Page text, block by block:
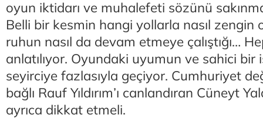
oyun iktidarı ve muhalefeti sözünü
Belli bir kesmin hangi yollarla nasıl zengin
ruhun nasıl da devam etmeye çalıştığı…
anlatılıyor. Oyundaki uyumun ve sahici bir
seyirciye fazlasıyla geçiyor. Cumhuriyet
bağlı Rauf Yıldırım’ı canlandıran Cüneyt
ayrıca dikkat etmeli.